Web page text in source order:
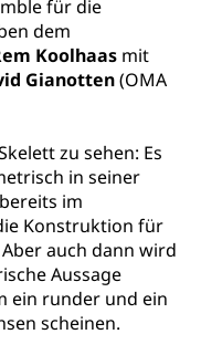
für die
dem
Koolhaas mit
Gianotten(OMA
zu sehen: Es
in seiner
im
Konstruktion für
auch dann wird
Aussage
ein runder und ein
scheinen.